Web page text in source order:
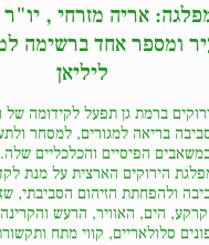
אריה מזרחי , יו"ר
ומספר אחד ברשימה
ליליאן
ברמת גן תפעל לקידומה של
בריאה למגורים, למסחר
במשאבים הפיסיים והכלכליים
הירוקים הארצית על מנת
ולהפחתת הזיהום הסביבתי,
הים, האוויר, הרעש
סלולאריים, קווי מתח